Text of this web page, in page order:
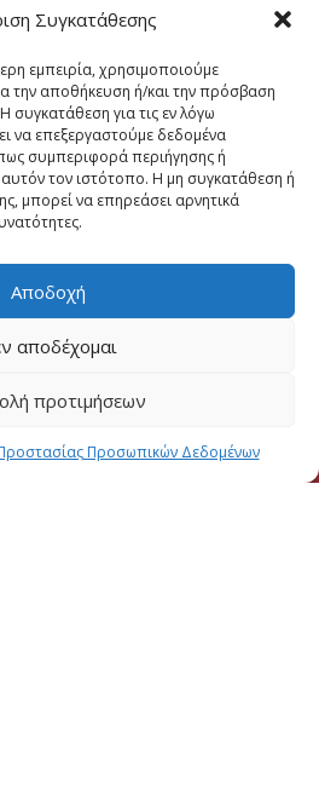
Συγκατάθεσης
εμπειρία, χρησιμοποιούμε
την αποθήκευση ή/και την πρόσβαση
για τις εν λόγω
να επεξεργαστούμε δεδομένα
συμπεριφορά περιήγησης ή
τον ιστότοπο. Η μη συγκατάθεση ή
μπορεί να επηρεάσει αρνητικά
Αποδοχή
αποδέχομαι
προτιμήσεων
Προσωπικών Δεδομένων